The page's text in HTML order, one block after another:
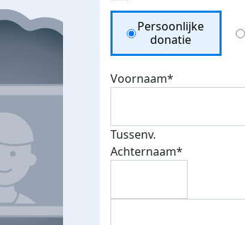
Donation Type
Persoonlijke
donatie
Voornaam*
Tussenv.
Achternaam*